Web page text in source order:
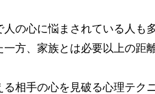
の心に悩まされている人も
一方、家族とは必要以上の距
相手の心を見破る心理テク